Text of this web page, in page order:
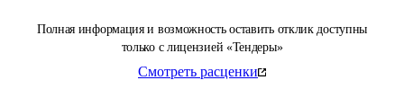
Полная информация и возможность оставить отклик доступны
только с лицензией «Тендеры»
Смотреть расценки